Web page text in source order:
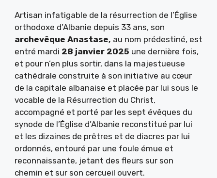
Artisan infatigable de la résurrection de l’Église
orthodoxe d’Albanie depuis 33 ans, son
archevêque Anastase, au nom prédestiné, est
entré mardi 28 janvier 2025 une dernière fois,
et pour n’en plus sortir, dans la majestueuse
cathédrale construite à son initiative au cœur
de la capitale albanaise et placée par lui sous le
vocable de la Résurrection du Christ,
accompagné et porté par les sept évêques du
synode de l’Église d’Albanie reconstitué par lui
et les dizaines de prêtres et de diacres par lui
ordonnés, entouré par une foule émue et
reconnaissante, jetant des fleurs sur son
chemin et sur son cercueil ouvert.